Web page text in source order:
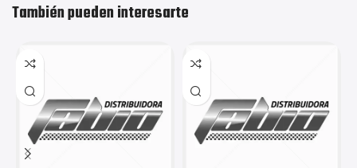
También pueden interesarte